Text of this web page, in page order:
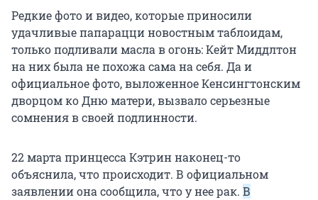
Редкие фото и видео, которые приносили
удачливые папарацци новостным таблоидам,
только подливали масла в огонь: Кейт Миддлтон
на них была не похожа сама на себя. Да и
официальное фото, выложенное Кенсингтонским
дворцом ко Дню матери, вызвало серьезные
сомнения в своей подлинности.
22 марта принцесса Кэтрин наконец-то
объяснила, что происходит. В официальном
заявлении она сообщила, что у нее рак. В